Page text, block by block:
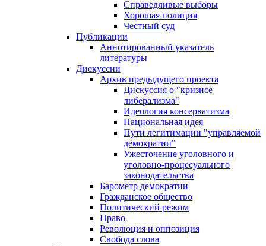
Справедливые выборы
Хорошая полиция
Честный суд
Публикации
Аннотированный указатель
литературы
Дискуссии
Архив предыдущего проекта
Дискуссия о "кризисе
либерализма"
Идеология консерватизма
Национальная идея
Пути легитимации "управляемой
демократии"
Ужесточение уголовного и
уголовно-процесуального
законодательства
Барометр демократии
Гражданское общество
Политический режим
Право
Революция и оппозиция
Свобода слова